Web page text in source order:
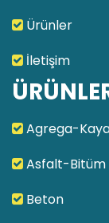
Ürünler
İletişim
Agrega-
Asfalt-Bitüm
Beton